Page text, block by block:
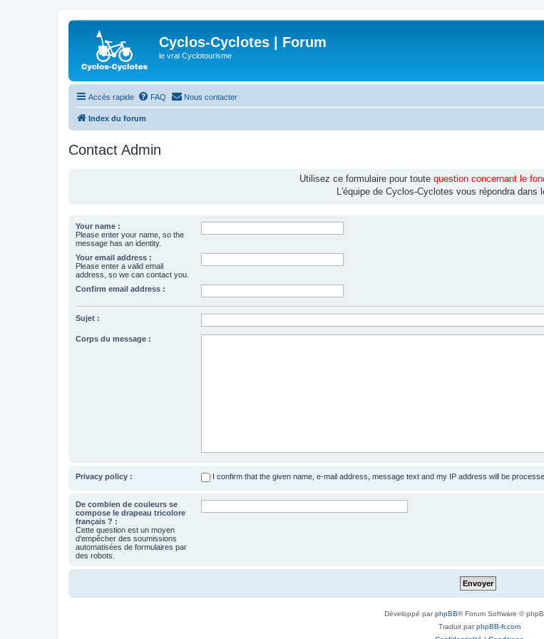
Cyclos-Cyclotes | Forum
le vrai Cyclotourisme
Accès rapide FAQ Nous contacter
Index du forum
Contact Admin
Utilisez ce formulaire pour toute question concernant le
L'équipe de Cyclos-Cyclotes vous répondra dans
Your name :
Please enter your name, so the
message has an identity.
Your email address :
Please enter a valid email
address, so we can contact you.
Confirm email address :
Sujet :
Corps du message :
Privacy policy : I confirm that the given name, e-mail address, message text and my IP address will be
De combien de couleurs se
compose le drapeau tricolore
français ? :
Cette question est un moyen
d’empêcher des soumissions
automatisées de formulaires par
des robots.
Développé parphpBB® Forum Software ©
Traduit parphpBB-fr.com